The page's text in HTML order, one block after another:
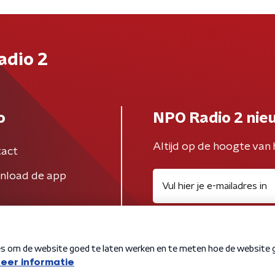
2
de app
NPO Radio 2
Altijd op de hoogte van